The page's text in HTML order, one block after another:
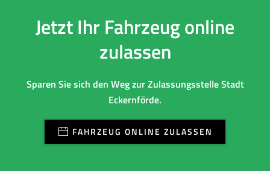
Jetzt Ihr Fahrzeug online
zulassen
Sparen Sie sich den Weg zur Zulassungsstelle Stadt
Eckernförde.
FAHRZEUG ONLINE ZULASSEN